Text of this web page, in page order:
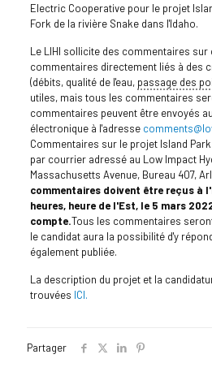
Electric Cooperative pour le projet
Fork de la rivière Snake dans l'Idaho.
Le LIHI sollicite des commentaires sur
commentaires directement liés à des
(débits, qualité de l'eau, passage des
utiles, mais tous les commentaires
commentaires peuvent être envoyés
électronique à l'adresse
Commentaires sur le projet Island
par courrier adressé au Low Impact
Massachusetts Avenue, Bureau 407,
commentaires doivent être reçus à
heures, heure de l'Est, le 5 mars
compte.Tous les commentaires
le candidat aura la possibilité d'y
également publiée.
La description du projet et la
trouvées ICI.
Partager